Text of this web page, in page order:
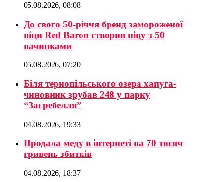
05.08.2026, 08:08
До свого 50-річчя бренд замороженої
піци Red Baron створив піцу з 50
начинками
05.08.2026, 07:20
Біля тернопільського озера хапуга-
чиновник зрубав 248 у парку
“Загребелля”
04.08.2026, 19:33
Продала меду в інтернеті на 70 тисяч
гривень збитків
04.08.2026, 18:37